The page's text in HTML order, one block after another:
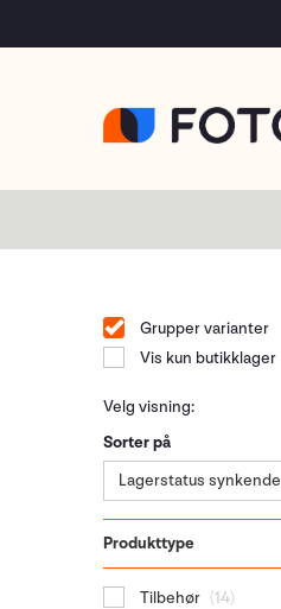
Grupper varianter
Vis kun butikklager
Velg visning:
Sorter på
Lagerstatus synkende
Produkttype
Tilbehør (14)